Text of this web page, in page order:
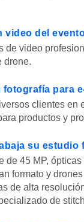
video del
de video
drone.
para
clientes en
productos y
su estudio
de 45 MP,
formato y
de alta
de